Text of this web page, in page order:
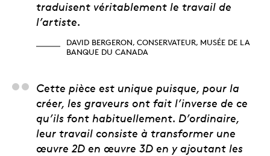
traduisent véritablement le travail de
l’artiste.
DAVID BERGERON, CONSERVATEUR, MUSÉE DE LA
BANQUE DU CANADA
Steven Stewart,
Cette pièce est unique puisque, pour la
créer, les graveurs ont fait l’inverse de ce
qu’ils font habituellement. D’ordinaire,
leur travail consiste à transformer une
œuvre 2D en œuvre 3D en y ajoutant les